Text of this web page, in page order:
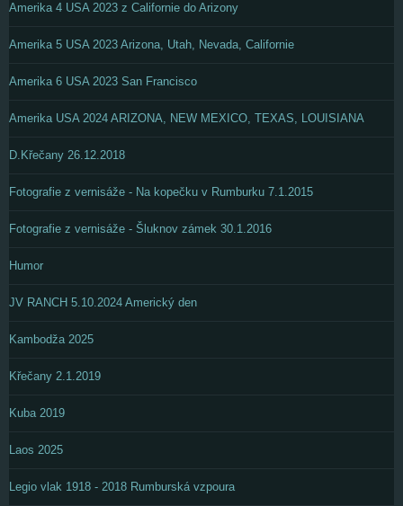
Amerika 4 USA 2023 z Californie do Arizony
Amerika 5 USA 2023 Arizona, Utah, Nevada, Californie
Amerika 6 USA 2023 San Francisco
Amerika USA 2024 ARIZONA, NEW MEXICO, TEXAS, LOUISIANA
D.Křečany 26.12.2018
Fotografie z vernisáže - Na kopečku v Rumburku 7.1.2015
Fotografie z vernisáže - Šluknov zámek 30.1.2016
Humor
JV RANCH 5.10.2024 Americký den
Kambodža 2025
Křečany 2.1.2019
Kuba 2019
Laos 2025
Legio vlak 1918 - 2018 Rumburská vzpoura